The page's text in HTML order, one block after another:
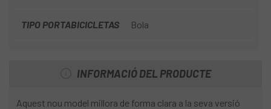
TIPO PORTABICICLETAS Bola
INFORMACIÓ DEL PRODUCTE
Aquest nou model millora de forma clara a la seva versió